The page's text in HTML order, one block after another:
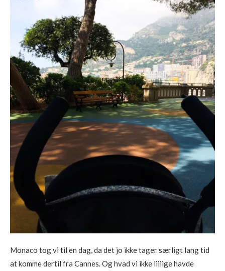
Monaco tog vi til en dag, da det jo ikke tager særligt lang tid
at komme dertil fra Cannes. Og hvad vi ikke liiiige havde